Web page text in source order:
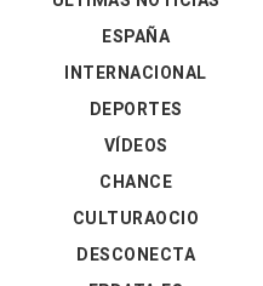
ESPAÑA
INTERNACIONAL
DEPORTES
VÍDEOS
CHANCE
CULTURAOCIO
DESCONECTA